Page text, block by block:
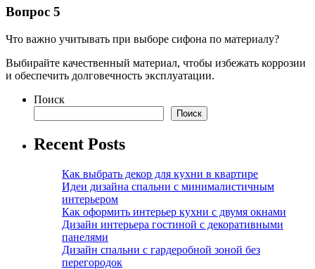
Вопрос 5
Что важно учитывать при выборе сифона по материалу?
Выбирайте качественный материал, чтобы избежать коррозии
и обеспечить долговечность эксплуатации.
Поиск
Поиск
Recent Posts
Как выбрать декор для кухни в квартире
Идеи дизайна спальни с минималистичным
интерьером
Как оформить интерьер кухни с двумя окнами
Дизайн интерьера гостиной с декоративными
панелями
Дизайн спальни с гардеробной зоной без
перегородок